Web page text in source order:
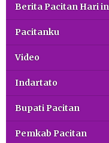
Berita Pacitan Hari
Pacitanku
Video
Indartato
Bupati Pacitan
Pemkab Pacitan